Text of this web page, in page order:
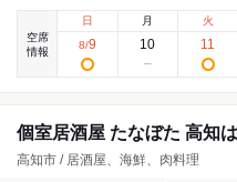
空席
情報
日
8/9
月
10
火
11
個室居酒屋 たなぼた 高知
高知市 / 居酒屋、海鮮、肉料理